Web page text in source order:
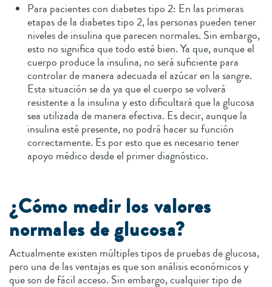
Para pacientes con diabetes tipo 2: En las primeras
etapas de la diabetes tipo 2, las personas pueden tener
niveles de insulina que parecen normales. Sin embargo,
esto no significa que todo esté bien. Ya que, aunque el
cuerpo produce la insulina, no será suficiente para
controlar de manera adecuada el azúcar en la sangre.
Esta situación se da ya que el cuerpo se volverá
resistente a la insulina y esto dificultará que la glucosa
sea utilizada de manera efectiva. Es decir, aunque la
insulina esté presente, no podrá hacer su función
correctamente. Es por esto que es necesario tener
apoyo médico desde el primer diagnóstico.
¿Cómo medir los valores
normales de glucosa?
Actualmente existen múltiples tipos de pruebas de glucosa,
pero una de las ventajas es que son análisis económicos y
que son de fácil acceso. Sin embargo, cualquier tipo de